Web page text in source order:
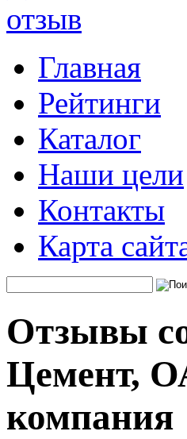
Главная
Рейтинги
Каталог
Наши цели
Контакты
Карта
Отзывы
Цемент,
компания